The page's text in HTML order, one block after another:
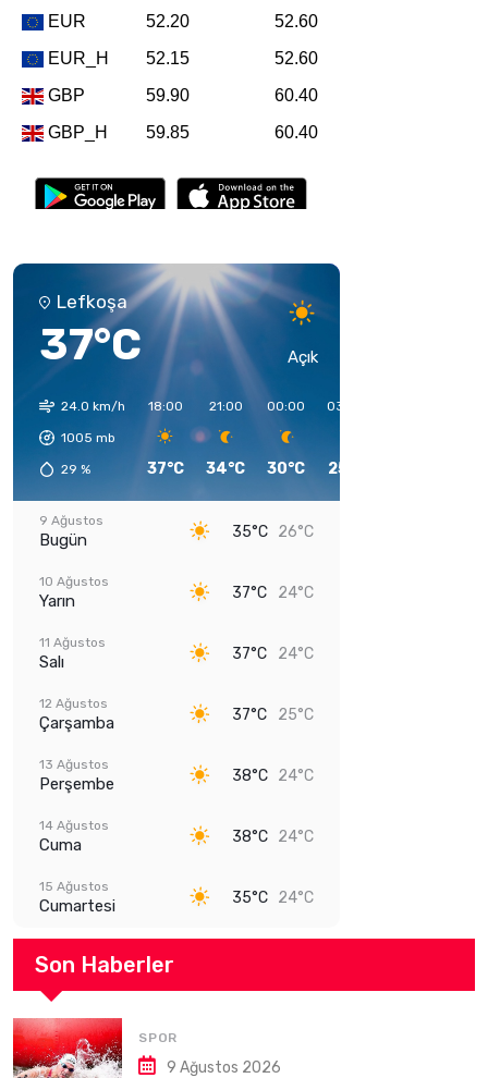
Lefkoşa
37°C Açık
24.0 km/h
1005 mb
29 %
18:00
37°C
21:00
34°C
00:00
30°C
03:00
25°C
9 Ağustos
Bugün 35°C 26°C
10 Ağustos
Yarın 37°C 24°C
11 Ağustos
Salı 37°C 24°C
12 Ağustos
Çarşamba 37°C 25°C
13 Ağustos
Perşembe 38°C 24°C
14 Ağustos
Cuma 38°C 24°C
15 Ağustos
Cumartesi 35°C 24°C
Son Haberler
SPOR
9 Ağustos 2026